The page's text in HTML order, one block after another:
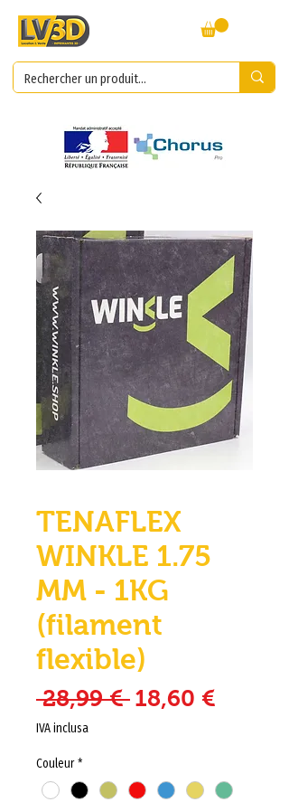
TENAFLEX
WINKLE 1.75
MM - 1KG
(filament
flexible)
28,99 € Prezzo
18,60 €
IVA inclusa
Couleur *